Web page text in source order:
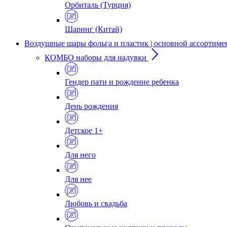
Орбиталь (Турция)
Шаринг (Китай)
Воздушные шары фольга и пластик | основной
КОМБО наборы для надувки
Гендер пати и рождение ребенка
День рождения
Детское 1+
Для него
Для нее
Любовь и свадьба